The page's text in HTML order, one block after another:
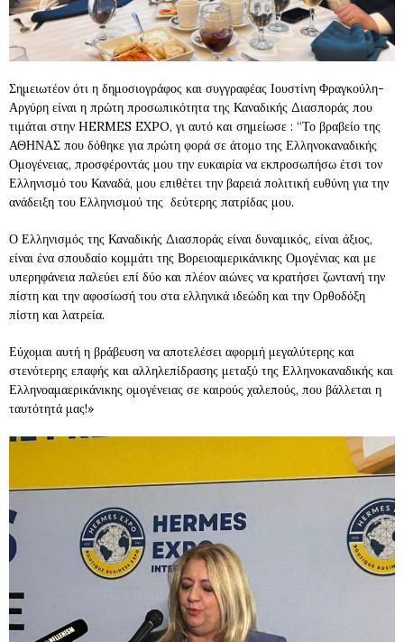
Σημειωτέον ότι η δημοσιογράφος και συγγραφέας Ιουστίνη Φραγκούλη-
Αργύρη είναι η πρώτη προσωπικότητα της Καναδικής Διασποράς που
τιμάται στην HERMES EXPO, γι αυτό και σημείωσε : “Το βραβείο της
ΑΘΗΝΑΣ που δόθηκε για πρώτη φορά σε άτομο της Ελληνοκαναδικής
Ομογένειας, προσφέροντάς μου την ευκαιρία να εκπροσωπήσω έτσι τον
Ελληνισμό του Καναδά, μου επιθέτει την βαρειά πολιτική ευθύνη για την
ανάδειξη του Ελληνισμού της δεύτερης πατρίδας μου.
Ο Ελληνισμός της Καναδικής Διασποράς είναι δυναμικός, είναι άξιος,
είναι ένα σπουδαίο κομμάτι της Βορειοαμερικάνικης Ομογένιας και με
υπερηφάνεια παλεύει επί δύο και πλέον αιώνες να κρατήσει ζωντανή την
πίστη και την αφοσίωσή του στα ελληνικά ιδεώδη και την Ορθοδόξη
πίστη και λατρεία.
Εύχομαι αυτή η βράβευση να αποτελέσει αφορμή μεγαλύτερης και
στενότερης επαφής και αλληλεπίδρασης μεταξύ της Ελληνοκαναδικής και
Ελληνοαμαερικάνικης ομογένειας σε καιρούς χαλεπούς, που βάλλεται η
ταυτότητά μας!»